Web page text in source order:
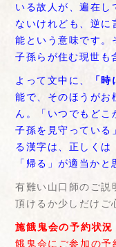
いる故人が、遍在し
ないけれども、逆に
能という意味です。
子孫らが住む現世も
よって文中に、 「
能で、そのほうがお
ん。「いつでもどこ
子孫を見守ってい
る漢字は、正しくは
「帰る」が適当かと
有難い山口師のご説
頂けるか少しだけご
施餓鬼会の予約状況
餓鬼会にご参加の予